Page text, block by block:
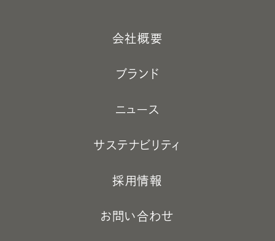
会社概要
ブランド
ニュース
サステナビリティ
採用情報
お問い合わせ